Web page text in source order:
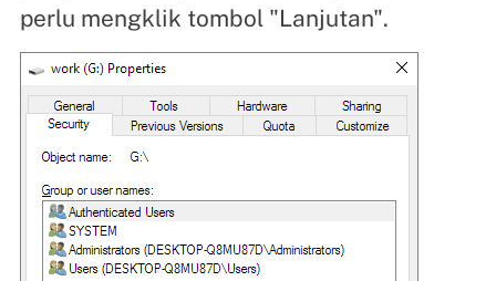
perlu mengklik tombol "Lanjutan".